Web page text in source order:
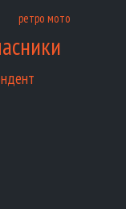
ретро мото